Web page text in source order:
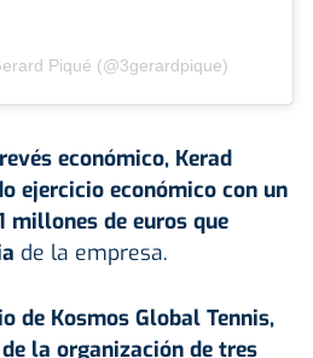
Piqué (@3gerardpique)
económico, Kerad
ejercicio económico con un
millones de euros que
de la empresa.
de Kosmos Global Tennis,
la organización de tres